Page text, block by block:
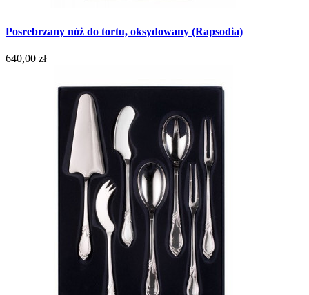
Posrebrzany nóż do tortu, oksydowany (Rapsodia)
640,00 zł